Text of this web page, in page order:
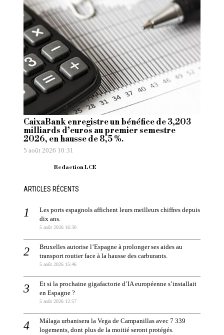
CaixaBank enregistre un bénéfice de 3,203
milliards d’euros au premier semestre
2026, en hausse de 8,5 %.
5 août 2026 10:31
Redaction LCE
ARTICLES RÉCENTS
Les ports espagnols affichent leurs meilleurs chiffres depuis
dix ans.
5 août 2026 16:30
Bruxelles autorise l’Espagne à prolonger ses aides au
transport routier face à la hausse des carburants.
5 août 2026 15:46
Et si la prochaine gigafactorie d’IA européenne s’installait
en Espagne ?
5 août 2026 12:57
Málaga urbanisera la Vega de Campanillas avec 7 339
logements, dont plus de la moitié seront protégés.